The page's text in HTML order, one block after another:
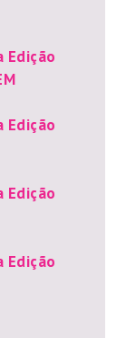
Edição
Edição
Edição
Edição